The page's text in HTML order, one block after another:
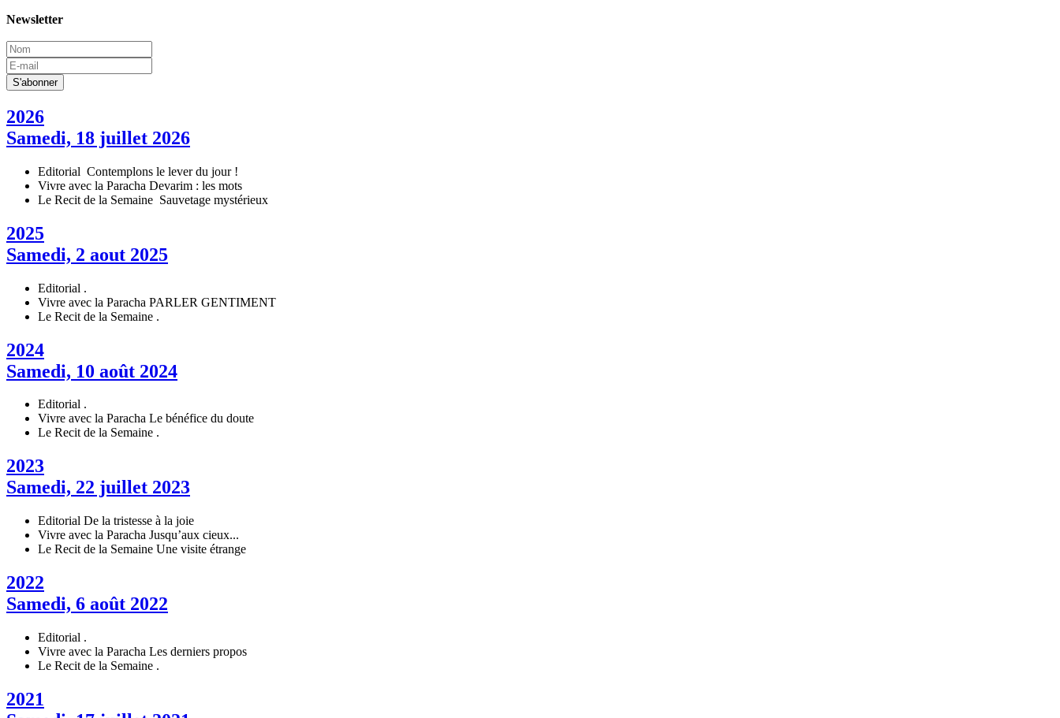
Newsletter
2026
Samedi, 18 juillet 2026
Editorial Contemplons le lever du jour !
Vivre avec la Paracha Devarim : les mots
Le Recit de la Semaine Sauvetage mystérieux
2025
Samedi, 2 aout 2025
Editorial .
Vivre avec la Paracha PARLER GENTIMENT
Le Recit de la Semaine .
2024
Samedi, 10 août 2024
Editorial .
Vivre avec la Paracha Le bénéfice du doute
Le Recit de la Semaine .
2023
Samedi, 22 juillet 2023
Editorial De la tristesse à la joie
Vivre avec la Paracha Jusqu’aux cieux...
Le Recit de la Semaine Une visite étrange
2022
Samedi, 6 août 2022
Editorial .
Vivre avec la Paracha Les derniers propos
Le Recit de la Semaine .
2021